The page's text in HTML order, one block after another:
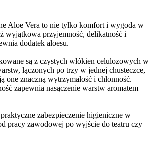
Aloe Vera to nie tylko komfort i wygoda w
wyjątkowa przyjemność, delikatność i
dodatek aloesu.
są z czystych włókien celulozowych w
łączonych po trzy w jednej chusteczce,
one znaczną wytrzymałość i chłonność.
zapewnia nasączenie warstw aromatem
zabezpieczenie higieniczne w
pracy zawodowej po wyjście do teatru czy